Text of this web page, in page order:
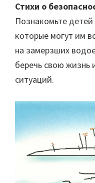
Стихи о
Познакомьте
которые могут им
на замерзших
беречь свою жизнь
ситуаций.